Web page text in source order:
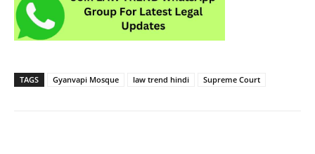
TAGS Gyanvapi Mosque law trend hindi Supreme Court